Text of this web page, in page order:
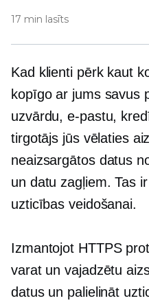
17 min lasīts
Kad klienti pērk kaut
kopīgo ar jums
uzvārdu, e-pastu,
tirgotājs jūs vēlaties
neaizsargātos datus
un datu zagļiem. Tas
uzticības veidošanai.
Izmantojot HTTPS
varat un vajadzētu
datus un palielināt